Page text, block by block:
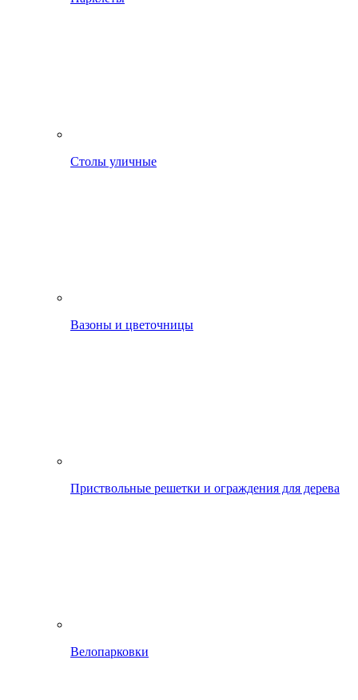
Столы уличные
Вазоны и цветочницы
Приствольные решетки и ограждения для дерева
Велопарковки